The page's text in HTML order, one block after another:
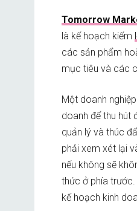
Tomorrow
là kế hoạch kiếm
các sản phẩm
mục tiêu và các
Một doanh
doanh để thu hút
quản lý và thúc
phải xem xét lại
nếu không sẽ
thức ở phía
kế hoạch kinh